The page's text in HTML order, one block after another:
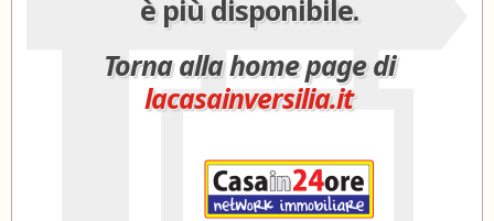
è più disponibile.
Torna alla home page di
lacasainversilia.it